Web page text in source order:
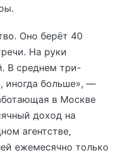
Оно берёт 40
На руки
В среднем три-
иногда больше», —
в Москве
доход на
агентстве,
ежемесячно только